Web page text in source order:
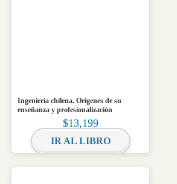
Ingeniería chilena. Orígenes de su
enseñanza y profesionalización
$13,199
IR AL LIBRO